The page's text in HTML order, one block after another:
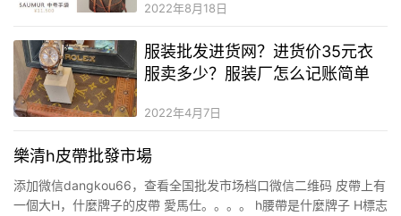
2022年8月18日
服装批发进货网？进货价35元衣
服卖多少？服装厂怎么记账简单
2022年4月7日
樂清h皮帶批發市場
添加微信dangkou66，查看全国批发市场档口微信二维码 皮帶上有
一個大H，什麼牌子的皮帶 愛馬仕。。。。 h腰帶是什麼牌子 H標志